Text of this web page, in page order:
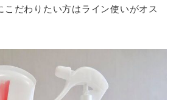
こだわりたい方はライン使いがオス